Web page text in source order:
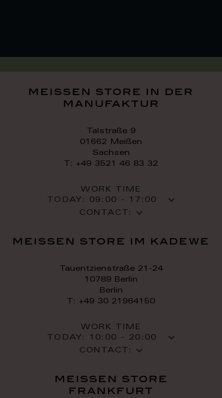
meissen store in der
manufaktur
Talstraße 9
01662 Meißen
Sachsen
T: +49 3521 46 83 32
WORK TIME
TODAY: 09:00 - 17:00
CONTACT:
meissen store im kadewe
Tauentzienstraße 21-24
10789 Berlin
Berlin
T: +49 30 21964150
WORK TIME
TODAY:
10:00 - 20:00
CONTACT:
meissen store
frankfurt